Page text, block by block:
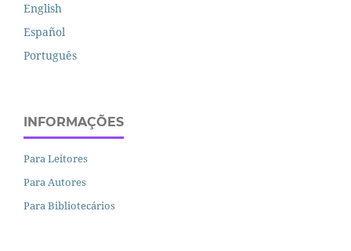
English
Español
Português
INFORMAÇÕES
Para Leitores
Para Autores
Para Bibliotecários